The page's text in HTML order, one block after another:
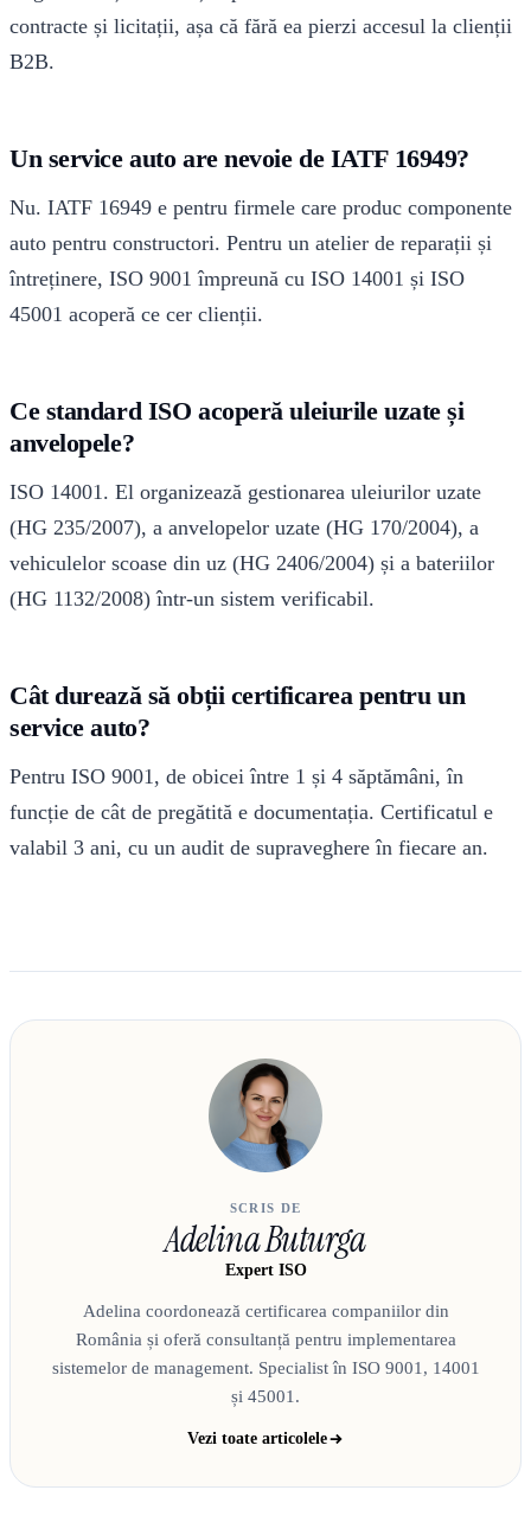
contracte și licitații, așa că fără ea pierzi accesul la clienții
B2B.
Un service auto are nevoie de IATF 16949?
Nu. IATF 16949 e pentru firmele care produc componente
auto pentru constructori. Pentru un atelier de reparații și
întreținere, ISO 9001 împreună cu ISO 14001 și ISO
45001 acoperă ce cer clienții.
Ce standard ISO acoperă uleiurile uzate și
anvelopele?
ISO 14001. El organizează gestionarea uleiurilor uzate
(HG 235/2007), a anvelopelor uzate (HG 170/2004), a
vehiculelor scoase din uz (HG 2406/2004) și a bateriilor
(HG 1132/2008) într-un sistem verificabil.
Cât durează să obții certificarea pentru un
service auto?
Pentru ISO 9001, de obicei între 1 și 4 săptămâni, în
funcție de cât de pregătită e documentația. Certificatul e
valabil 3 ani, cu un audit de supraveghere în fiecare an.
SCRIS DE
Adelina Buturga
Expert ISO
Adelina coordonează certificarea companiilor din
România și oferă consultanță pentru implementarea
sistemelor de management. Specialist în ISO 9001, 14001
și 45001.
Vezi toate articolele